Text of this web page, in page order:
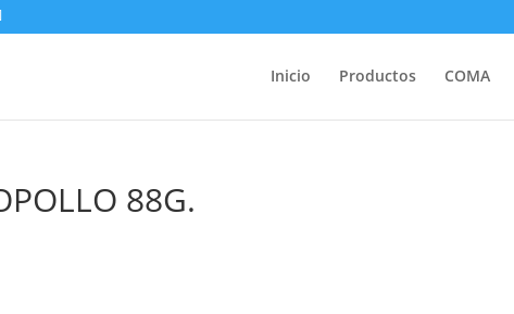
Inicio Productos COMA
88G.